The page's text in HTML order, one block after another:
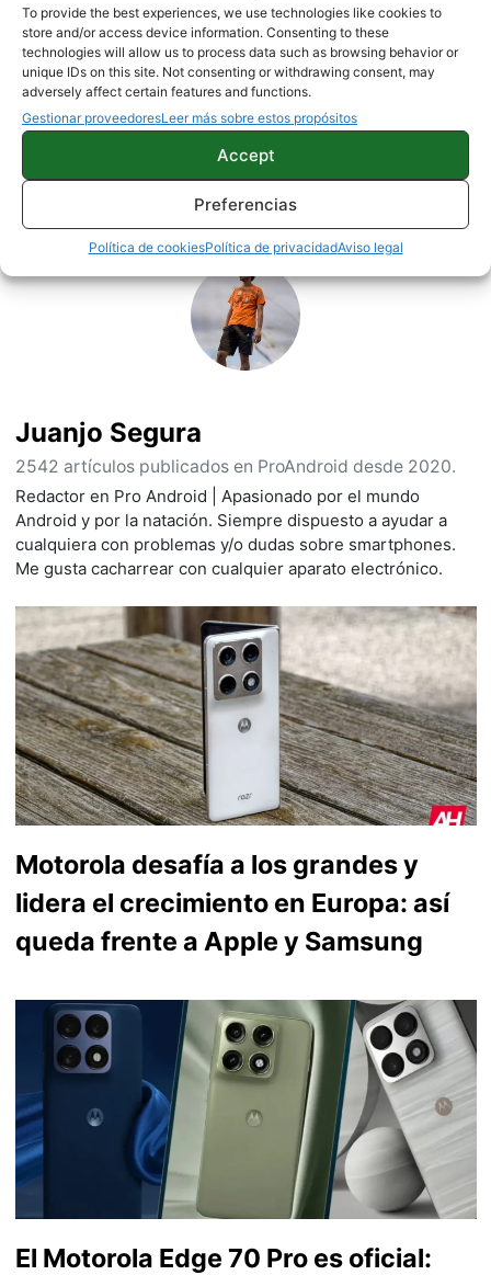
To provide the best experiences, we use technologies like cookies to
store and/or access device information. Consenting to these
technologies will allow us to process data such as browsing behavior or
unique IDs on this site. Not consenting or withdrawing consent, may
adversely affect certain features and functions.
Gestionar proveedoresLeer más sobre estos propósitos
Accept
Preferencias
Política de cookiesPolítica de privacidadAviso legal
MOTOROLA NOTICIAS
Juanjo Segura
2542 artículos publicados en ProAndroid desde 2020.
Redactor en Pro Android | Apasionado por el mundo
Android y por la natación. Siempre dispuesto a ayudar a
cualquiera con problemas y/o dudas sobre smartphones.
Me gusta cacharrear con cualquier aparato electrónico.
Motorola desafía a los grandes y
lidera el crecimiento en Europa: así
queda frente a Apple y Samsung
El Motorola Edge 70 Pro es oficial: